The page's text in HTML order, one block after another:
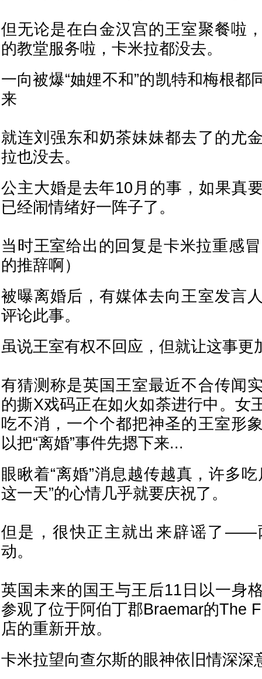
但无论是在白金汉宫的王室聚餐啦
的教堂服务啦，卡米拉都没去。
一向被爆“妯娌不和”的凯特和梅根都
来
就连刘强东和奶茶妹妹都去了的尤
拉也没去。
公主大婚是去年10月的事，如果真
已经闹情绪好一阵子了。
当时王室给出的回复是卡米拉重感
的推辞啊）
被曝离婚后，有媒体去向王室发言
评论此事。
虽说王室有权不回应，但就让这事更
有猜测称是英国王室最近不合传闻
的撕X戏码正在如火如荼进行中。女
吃不消，一个个都把神圣的王室形
以把“离婚”事件先摁下来...
眼瞅着“离婚”消息越传越真，许多
这一天”的心情几乎就要庆祝了。
但是，很快正主就出来辟谣了——
动。
英国未来的国王与王后11日以一身
参观了位于阿伯丁郡Braemar的The
店的重新开放。
卡米拉望向查尔斯的眼神依旧情深深